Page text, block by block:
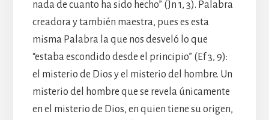
nada de cuanto ha sido hecho” (Jn 1, 3). Palabra
creadora y también maestra, pues es esta
misma Palabra la que nos desveló lo que
“estaba escondido desde el principio” (Ef 3, 9):
el misterio de Dios y el misterio del hombre. Un
misterio del hombre que se revela únicamente
en el misterio de Dios, en quien tiene su origen,